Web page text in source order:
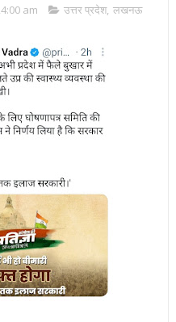
am उत्तर प्रदेश, लखनऊ